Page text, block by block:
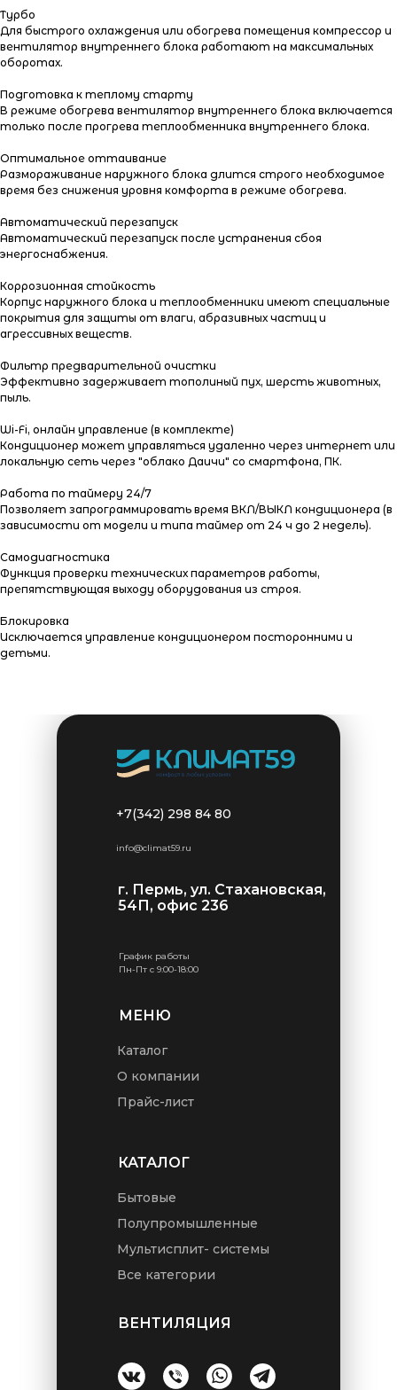
Турбо
Для быстрого охлаждения или обогрева помещения компрессор и
вентилятор внутреннего блока работают на максимальных
оборотах.
Подготовка к теплому старту
В режиме обогрева вентилятор внутреннего блока включается
только после прогрева теплообменника внутреннего блока.
Оптимальное оттаивание
Размораживание наружного блока длится строго необходимое
время без снижения уровня комфорта в режиме обогрева.
Автоматический перезапуск
Автоматический перезапуск после устранения сбоя
энергоснабжения.
Коррозионная стойкость
Корпус наружного блока и теплообменники имеют специальные
покрытия для защиты от влаги, абразивных частиц и
агрессивных веществ.
Фильтр предварительной очистки
Эффективно задерживает тополиный пух, шерсть животных,
пыль.
Wi-Fi, онлайн управление (в комплекте)
Кондиционер может управляться удаленно через интернет или
локальную сеть через "облако Даичи" со смартфона, ПК.
Работа по таймеру 24/7
Позволяет запрограммировать время ВКЛ/ВЫКЛ кондиционера (в
зависимости от модели и типа таймер от 24 ч до 2 недель).
Самодиагностика
Функция проверки технических параметров работы,
препятствующая выходу оборудования из строя.
Блокировка
Исключается управление кондиционером посторонними и
детьми.
+7(342) 298 84 80
г. Пермь, ул. Стахановская,
54П, офис 236
МЕНЮ
КАТАЛОГ
Каталог
О компании
Прайс-лист
Бытовые
Полупромышленные
Мультисплит- системы
Все категории
График работы
Пн-Пт с 9:00-18:00
info@climat59.ru
ВЕНТИЛЯЦИЯ